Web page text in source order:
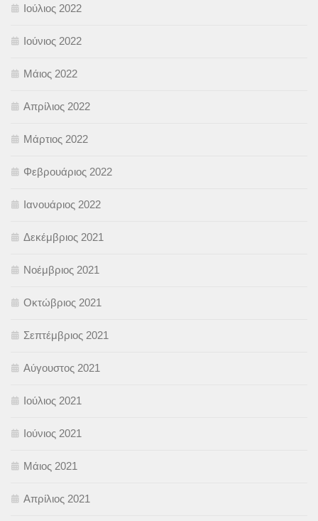
Ιούλιος 2022
Ιούνιος 2022
Μάιος 2022
Απρίλιος 2022
Μάρτιος 2022
Φεβρουάριος 2022
Ιανουάριος 2022
Δεκέμβριος 2021
Νοέμβριος 2021
Οκτώβριος 2021
Σεπτέμβριος 2021
Αύγουστος 2021
Ιούλιος 2021
Ιούνιος 2021
Μάιος 2021
Απρίλιος 2021